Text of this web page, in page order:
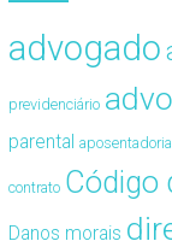
advogado
previdenciário
parental aposentadoria
contrato Código
Danos morais